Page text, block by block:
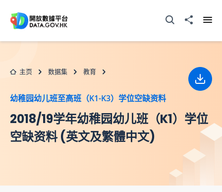
打开搜寻器分享至
主页 数据集 教育
幼稚园幼儿班至高班（K1-K3）学位空缺资料
2018/19学年幼稚园幼儿班（K1）学位
空缺资料 (英文及繁體中文)
下载